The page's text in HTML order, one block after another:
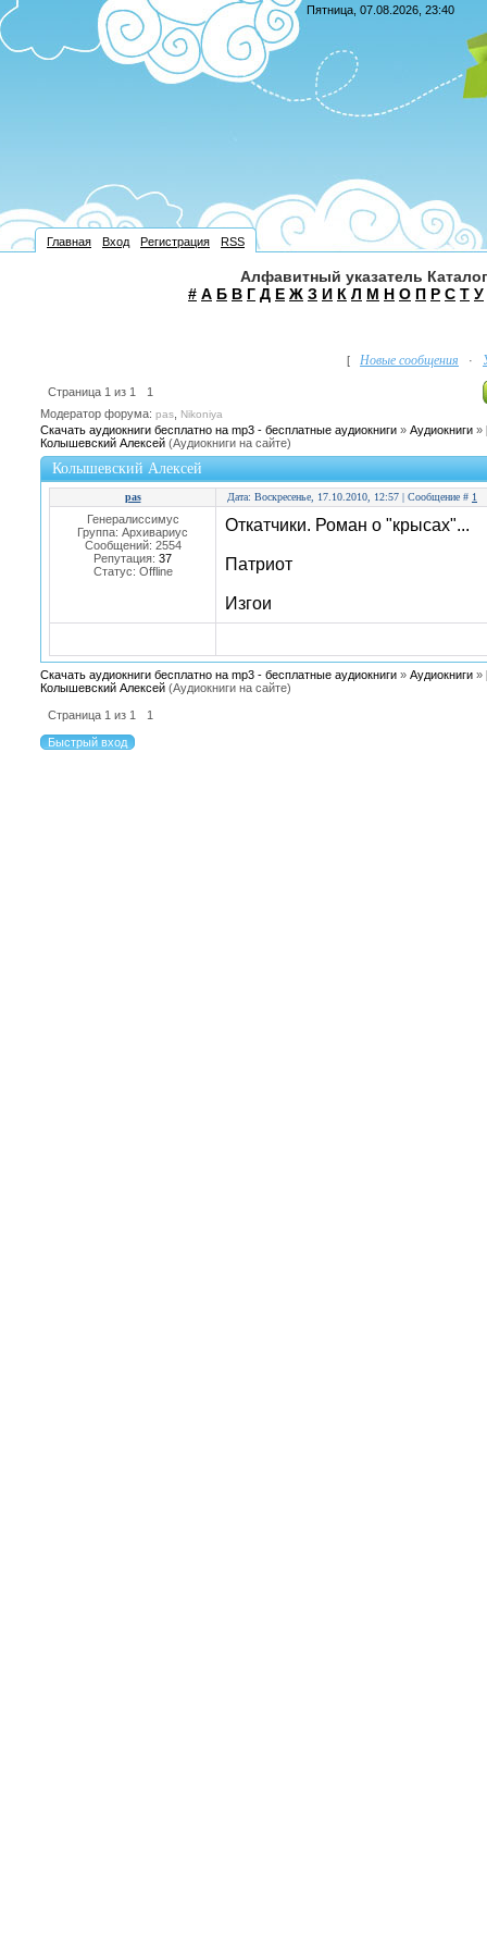
Пятница, 07.08.2026, 23:40
Главная Вход Регистрация RSS
Алфавитный указатель
# А Б В Г Д Е Ж З И К Л М Н О П Р С Т У
[ Новые сообщения ·
Страница 1 из 1
1
Модератор форума: pas Nikoniya
Скачать аудиокниги бесплатно на mp3 - бесплатные аудиокниги » Аудиокниги »
Колышевский Алексей (Аудиокниги на сайте)
Колышевский Алексей
pas Дата: Воскресенье, 17.10.2010, 12:57 | Сообщение # 1
Генералиссимус
Группа: Архивариус
Сообщений: 2554
Репутация: 37
Статус: Offline
Откатчики. Роман о "крысах"...
Патриот
Изгои
Скачать аудиокниги бесплатно на mp3 - бесплатные аудиокниги » Аудиокниги »
Колышевский Алексей (Аудиокниги на сайте)
Страница 1 из 1 1